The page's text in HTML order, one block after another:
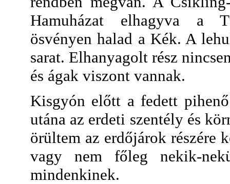
Hamuházat elhagyva a
ösvényen halad a Kék. A
sarat. Elhanyagolt rész
és ágak viszont vannak.
Kisgyón előtt a fedett
utána az erdeti szentély és
örültem az erdőjárok részére
vagy nem főleg nekik-
mindenkinek.